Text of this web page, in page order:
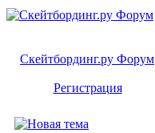
Скейтбординг.ру Форум
Регистрация